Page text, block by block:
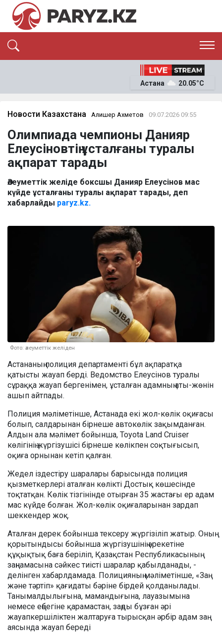
ЭКОНОМИКА
ОҚИҒА
News
Астана 20.05°C
Новости Казахстана Алишер Ахметов 09.07.2026 09:55
Олимпиада чемпионы Данияр
Елеусіновтің ұсталғаны туралы
ақпарат тарады
Әлеуметтік желіде боксшы Данияр Елеусінов мас
күйде ұсталғаны туралы ақпарат тарады, деп
хабарлайды paryz.kz.
Фото: әлеуметтік желіден
Астананың полиция департаменті бұл ақпаратқа
қатысты жауап берді. Ведомство Елеусінов туралы
сұраққа жауап бергенімен, ұсталған адамның аты-жөнін
ашып айтпады.
Полиция мәліметінше, Астанада екі жол-көлік оқиғасы
болып, салдарынан бірнеше автокөлік зақымданған.
Алдын ала мәлімет бойынша, Toyota Land Cruiser
көлігінің жүргізушісі бірнеше көлікпен соқтығысып,
оқиға орнынан кетіп қалған.
Жедел іздестіру шаралары барысында полиция
қызметкерлері аталған көлікті Достық көшесінде
тоқтатқан. Көлік тізгінінде отырған 35 жастағы ер адам
мас күйде болған. Жол-көлік оқиғаларынан зардап
шеккендер жоқ.
Аталған дерек бойынша тексеру жүргізіліп жатыр. Оның
қорытындысы бойынша жүргізушінің әрекетіне
құқықтық баға беріліп, Қазақстан Республикасының
заңнамасына сәйкес тиісті шаралар қабылданады, -
делінген хабарлдамада. Полицияның мәліметінше, «Заң
және тәртіп» қағидаты бәріне бірдей қолданылады.
Танымалдылығына, мамандығына, лауазымына
немесе еңбегіне қарамастан, заңды бұзған әрі
жауапкершіліктен жалтаруға тырысқан әрбір адам заң
аясында жауап береді